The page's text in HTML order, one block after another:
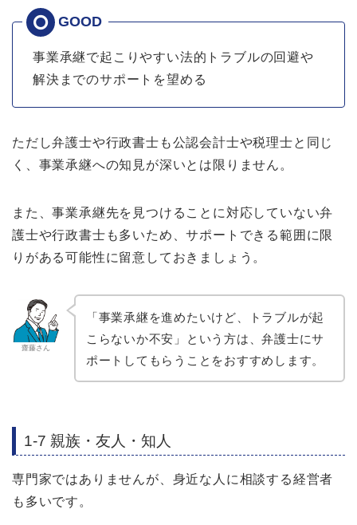
事業承継で起こりやすい法的トラブルの回避や
解決までのサポートを望める
ただし弁護士や行政書士も公認会計士や税理士と同じ
く、事業承継への知見が深いとは限りません。
また、事業承継先を見つけることに対応していない弁
護士や行政書士も多いため、サポートできる範囲に限
りがある可能性に留意しておきましょう。
齋藤さん
「事業承継を進めたいけど、トラブルが起
こらないか不安」という方は、弁護士にサ
ポートしてもらうことをおすすめします。
1-7 親族・友人・知人
専門家ではありませんが、身近な人に相談する経営者
も多いです。